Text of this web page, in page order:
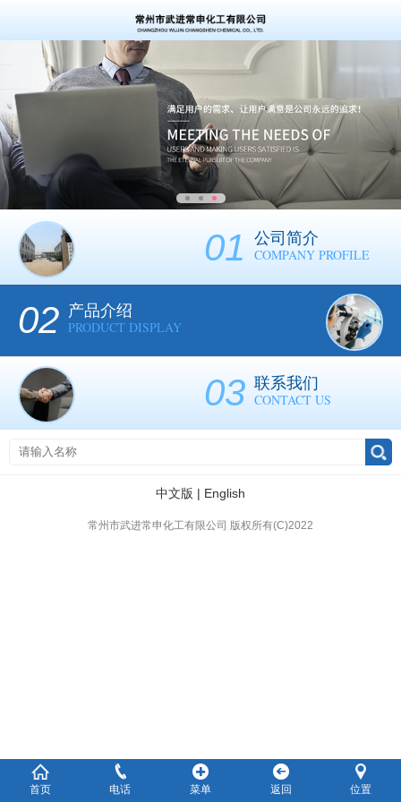
01 公司简介
COMPANY PROFILE
02 产品介绍
PRODUCT DISPLAY
03 联系我们
CONTACT US
中文版 | English
常州市武进常申化工有限公司 版权所有(C)2022
首页 电话 菜单 返回 位置